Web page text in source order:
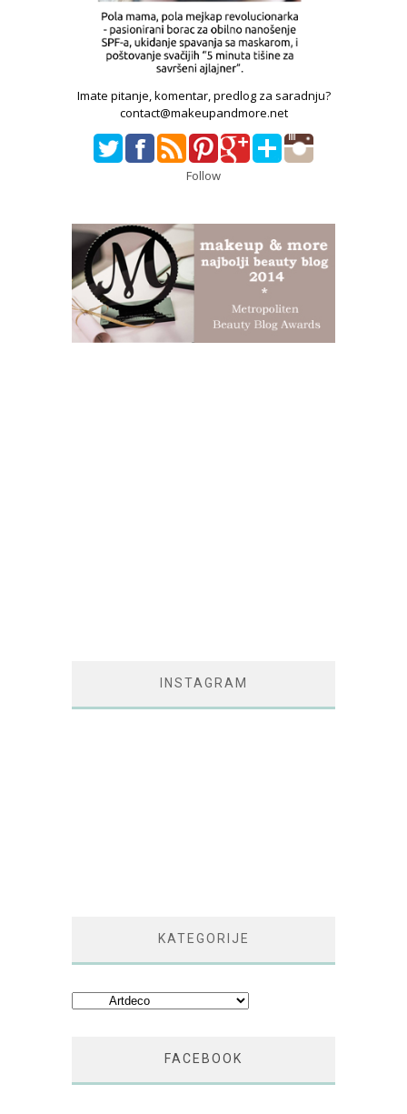
Imate pitanje, komentar, predlog za saradnju?
contact@makeupandmore.net
Follow
INSTAGRAM
KATEGORIJE
Kategorije
FACEBOOK